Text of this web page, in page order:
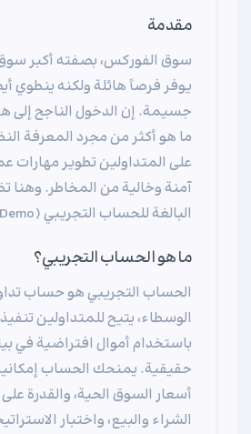
مقدمة
سوق الفوركس، بصفته أكبر سوق
يوفر فرصاً هائلة ولكنه ينطوي
جسيمة. إن الدخول الناجح إلى
ما هو أكثر من مجرد المعرفة
على المتداولين تطوير مهارات
آمنة وخالية من المخاطر. وهنا
البالغة للحساب التجريبي (Demo).
ما هو الحساب التجريبي؟
الحساب التجريبي هو حساب
الوسطاء، يتيح للمتداولين
باستخدام أموال افتراضية في
حقيقية. يمنحك الحساب
أسعار السوق الحية، والقدرة
الشراء والبيع، واختبار